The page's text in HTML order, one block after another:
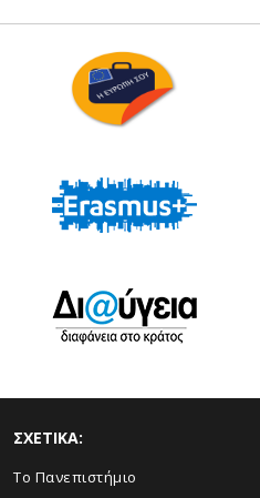
ΣΧΕΤΙΚΑ:
Το Πανεπιστήμιο